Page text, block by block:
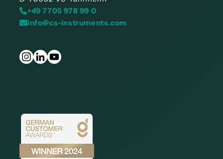
+49 7705 978 99 0
info@cs-instruments.com